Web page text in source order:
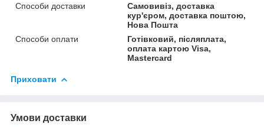
Способи доставки
Самовивіз, доставка
кур'єром, доставка поштою,
Нова Пошта
Способи оплати
Готівковий, післяплата,
оплата картою Visa,
Mastercard
Приховати
Умови доставки